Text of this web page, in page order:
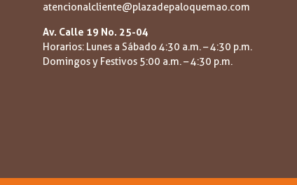
atencionalcliente@plazadepaloquemao.com
Av. Calle 19 No. 25-04
Horarios: Lunes a Sábado 4:30 a.m. – 4:30 p.m.
Domingos y Festivos 5:00 a.m. – 4:30 p.m.